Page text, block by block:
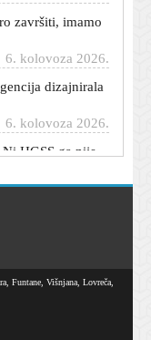
jednog
svoje
slavlju u
Funtane, Višnjana, Lovreča,